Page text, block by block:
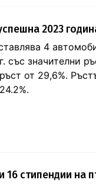
2023
4
със значителни
от 29,6%.
16 стипендии на